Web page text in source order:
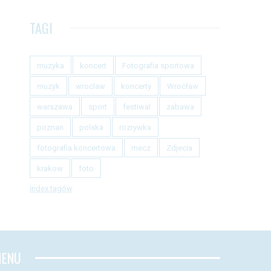
TAGI
muzyka koncert Fotografia sportowa
muzyk wroclaw koncerty Wrocław
warszawa sport festiwal zabawa
poznan polska rozrywka
fotografia koncertowa mecz Zdjecia
krakow foto
Index tagów